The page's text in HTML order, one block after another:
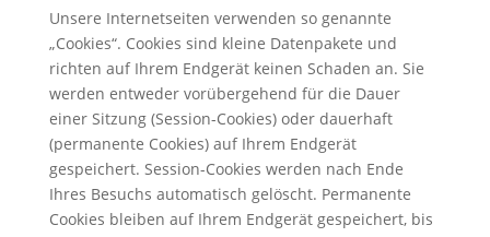
Unsere Internetseiten verwenden so genannte
„Cookies“. Cookies sind kleine Datenpakete und
richten auf Ihrem Endgerät keinen Schaden an. Sie
werden entweder vorübergehend für die Dauer
einer Sitzung (Session-Cookies) oder dauerhaft
(permanente Cookies) auf Ihrem Endgerät
gespeichert. Session-Cookies werden nach Ende
Ihres Besuchs automatisch gelöscht. Permanente
Cookies bleiben auf Ihrem Endgerät gespeichert, bis